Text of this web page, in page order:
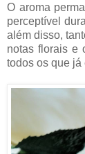
O aroma
perceptível
além disso,
notas florais e
todos os que já